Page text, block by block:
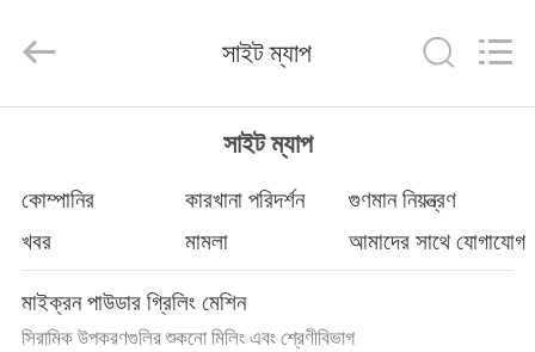
পণ্য
আমাদের
সম্পর্কে
Industrial
Rights
সাইট ম্যাপ
সাইট ম্যাপ
কোম্পানির কারখানা পরিদর্শন
গুণমান নিয়ন্ত্রণ
খবর
মামলা আমাদের সাথে যোগাযোগ
মাইক্রন পাউডার গ্রিলিং মেশিন
সিরামিক উপকরণগুলির শুকনো মিলিং এবং শ্রেণীবিভাগ